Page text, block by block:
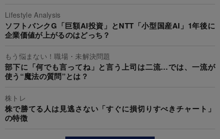
Lifestyle Analysis
ソフトバンクG「巨額AI投資」とNTT「小型国産AI」1年後に
企業価値が上がるのはどっち？
もう悩まない！職場・未解決問題
部下に「何でも言ってね」と言う上司は二流…では、一流が
使う“魔法の質問”とは？
株トレ
株で勝てる人は見逃さない「すぐに損切りすべきチャート」
の特徴